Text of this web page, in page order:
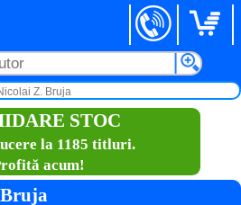
Z. Bruja
STOC
la 1185 titluri.
acum!